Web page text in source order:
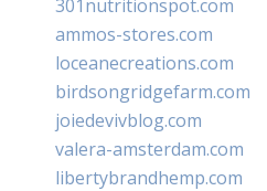
301nutritionspot.com
ammos-stores.com
loceanecreations.com
birdsongridgefarm.com
joiedevivblog.com
valera-amsterdam.com
libertybrandhemp.com